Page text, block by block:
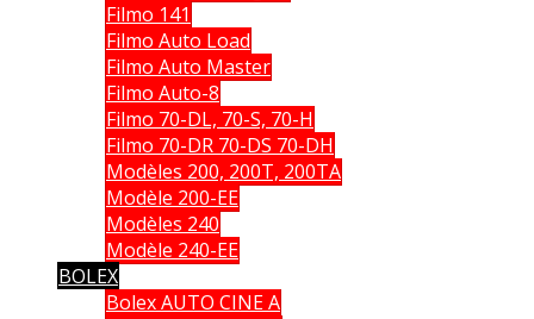
Filmo 141
Filmo Auto Load
Filmo Auto Master
Filmo Auto-8
Filmo 70-DL, 70-S, 70-H
Filmo 70-DR 70-DS 70-DH
Modèles 200, 200T, 200TA
Modèle 200-EE
Modèles 240
Modèle 240-EE
BOLEX
Bolex AUTO CINE A